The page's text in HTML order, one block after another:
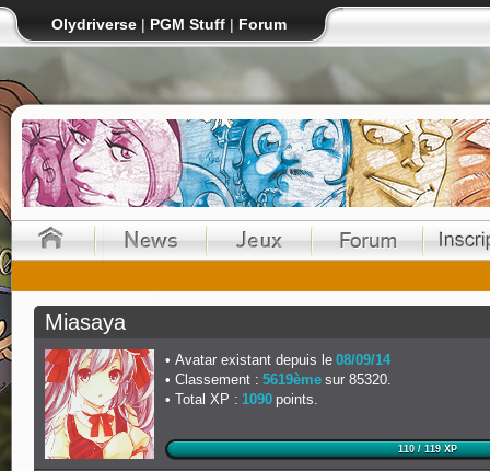
Olydriverse | PGM Stuff | Forum
Miasaya
Avatar existant depuis le 08/09/14
Classement : 5619ème sur 85320.
Total XP : 1090 points.
110 / 119 XP